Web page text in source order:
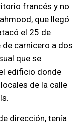
francés y no
que llegó
el 25 de
carnicero a dos
que se
edificio donde
de la calle
dirección, tenía